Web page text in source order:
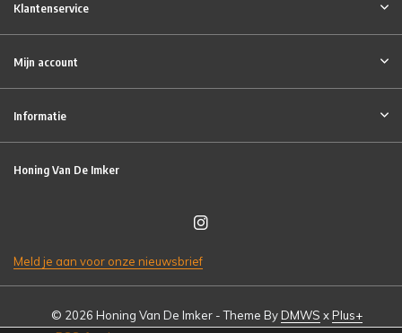
Klantenservice
Mijn account
Informatie
Honing Van De Imker
Meld je aan voor onze nieuwsbrief
© 2026 Honing Van De Imker - Theme ByDMWS xPlus+